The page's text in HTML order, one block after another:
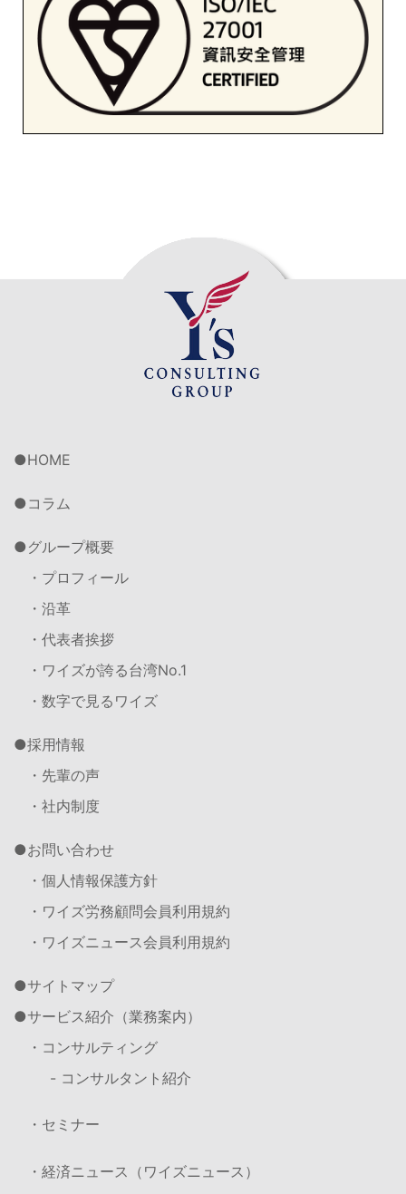
HOME
コラム
グループ概要
・プロフィール
・沿革
・代表者挨拶
・ワイズが誇る台湾No.1
・数字で見るワイズ
採用情報
・先輩の声
・社内制度
お問い合わせ
・個人情報保護方針
・ワイズ労務顧問会員利用規約
・ワイズニュース会員利用規約
サイトマップ
サービス紹介（業務案内）
・コンサルティング
- コンサルタント紹介
・セミナー
・経済ニュース（ワイズニュース）